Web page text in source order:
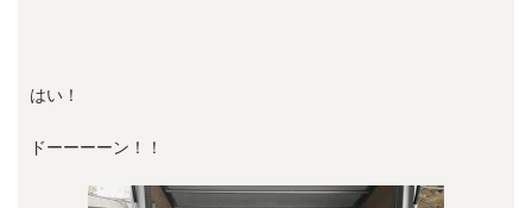
はい！
ドーーーーン！！